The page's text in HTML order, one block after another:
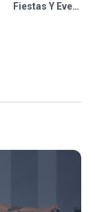
Fiestas Y Eventos